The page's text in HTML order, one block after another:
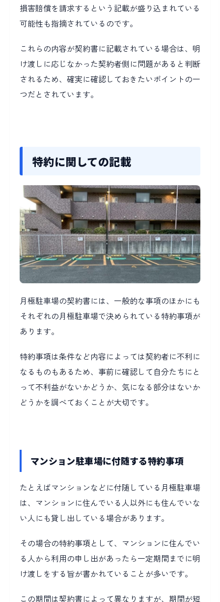
損害賠償を請求するという記載が盛り込まれている
可能性も指摘されているのです。
これらの内容が契約書に記載されている場合は、明
け渡しに応じなかった契約者側に問題があると判断
されるため、確実に確認しておきたいポイントの一
つだとされています。
特約に関しての記載
月極駐車場の契約書には、一般的な事項のほかにも
それぞれの月極駐車場で決められている特約事項が
あります。
特約事項は条件など内容によっては契約者に不利に
なるものもあるため、事前に確認して自分たちにと
って不利益がないかどうか、気になる部分はないか
どうかを調べておくことが大切です。
マンション駐車場に付随する特約事項
たとえばマンションなどに付随している月極駐車場
は、マンションに住んでいる人以外にも住んでいな
い人にも貸し出している場合があります。
その場合の特約事項として、マンションに住んでい
る人から利用の申し出があったら一定期間までに明
け渡しをする旨が書かれていることが多いです。
この期間は契約書によって異なりますが、期間が短